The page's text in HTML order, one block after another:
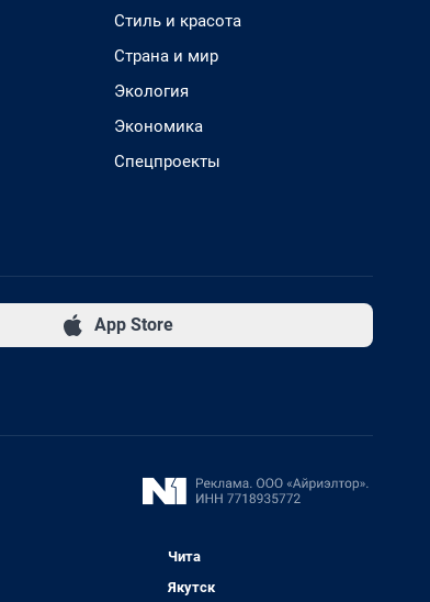
Стиль и красота
Страна и мир
Экология
Экономика
Спецпроекты
App Store
Чита
Якутск